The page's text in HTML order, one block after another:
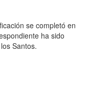
se completó en
ha sido
Santos.